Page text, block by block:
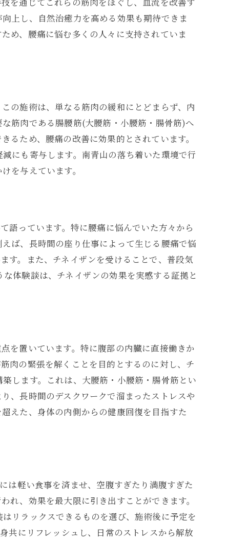
上し、自然治癒力を高める効果も期待できま
め、腰痛に悩む多くの人々に支持されていま
の施術は、単なる筋肉の緩和にとどまらず、内
筋肉である腸腰筋(大腰筋・小腰筋・腸骨筋)へ
るため、腰痛の改善に効果的とされています。
にも寄与します。南青山の落ち着いた環境で行
を与えています。
語っています。特に腰痛に悩んでいた方々から
ば、長時間の座り仕事によって生じる腰痛で悩
す。また、チネイザンを受けることで、普段気
体験談は、チネイザンの効果を実感する証拠と
を置いています。特に腹部の内臓に直接働きか
肉の緊張を解くことを目的とするのに対し、チ
します。これは、大腰筋・小腰筋・腸骨筋とい
、長時間のデスクワークで溜まったストレスや
えた、身体の内側からの健康回復を目指すた
は軽い食事を済ませ、空腹すぎたり満腹すぎた
れ、効果を最大限に引き出すことができます。
リラックスできるものを選び、施術後に予定を
共にリフレッシュし、日常のストレスから解放